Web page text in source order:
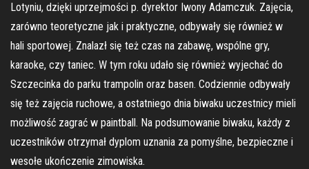
Lotyniu, dzięki uprzejmości p. dyrektor Iwony Adamczuk. Zajęcia,
zarówno teoretyczne jak i praktyczne, odbywały się również w
hali sportowej. Znalazł się też czas na zabawę, wspólne gry,
karaoke, czy taniec. W tym roku udało się również wyjechać do
Szczecinka do parku trampolin oraz basen. Codziennie odbywały
się też zajęcia ruchowe, a ostatniego dnia biwaku uczestnicy mieli
możliwość zagrać w paintball. Na podsumowanie biwaku, każdy z
uczestników otrzymał dyplom uznania za pomyślne, bezpieczne i
wesołe ukończenie zimowiska.